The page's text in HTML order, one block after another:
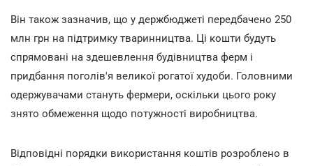
Він також зазначив, що у держбюджеті передбачено 250
млн грн на підтримку тваринництва. Ці кошти будуть
спрямовані на здешевлення будівництва ферм і
придбання поголів'я великої рогатої худоби. Головними
одержувачами стануть фермери, оскільки цього року
знято обмеження щодо потужності виробництва.
Відповідні порядки використання коштів розроблено в